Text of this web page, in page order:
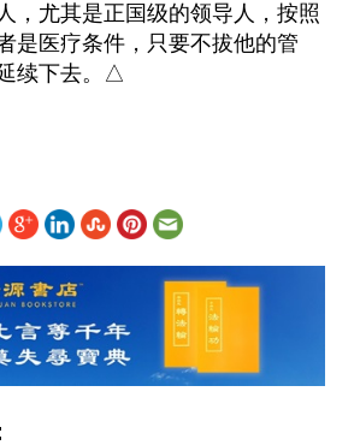
，尤其是正国级的领导人，按照
是医疗条件，只要不拔他的管
续下去。△